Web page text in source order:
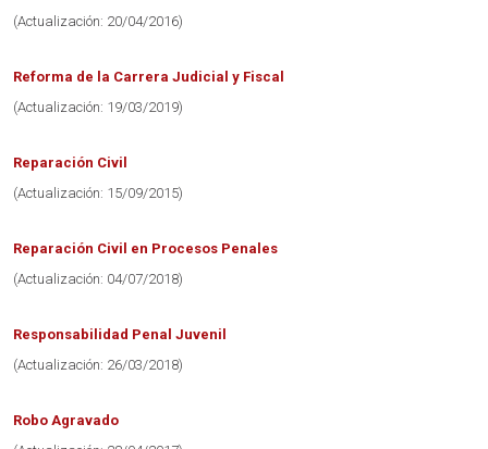
(Actualización: 20/04/2016)
Reforma de la Carrera Judicial y Fiscal
(Actualización: 19/03/2019)
Reparación Civil
(Actualización: 15/09/2015)
Reparación Civil en Procesos Penales
(Actualización: 04/07/2018)
Responsabilidad Penal Juvenil
(Actualización: 26/03/2018)
Robo Agravado